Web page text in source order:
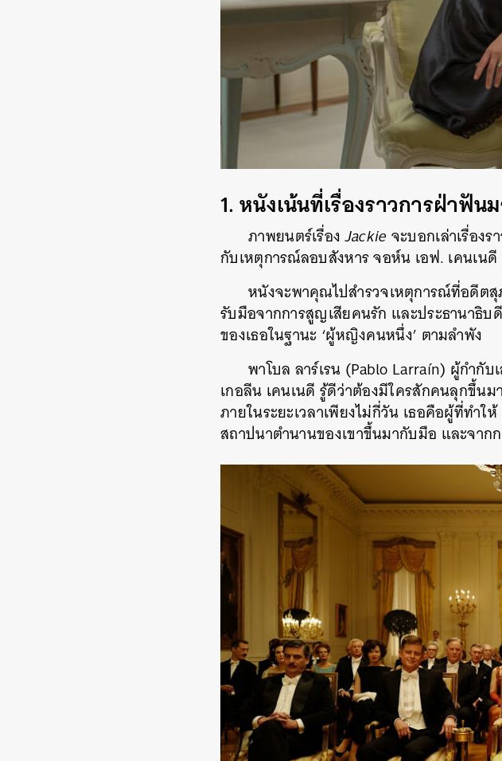
1. หนังเน้นที่เรื่องราวการฝ่าฟั
ภาพยนตร์เรื่องJackie จะบอกเล่าเรื่อง
กับเหตุการณ์ลอบสังหาร จอห์น เอฟ. เคนเน
หนังจะพาคุณไปสำรวจเหตุการณ์ที่อดีต
รับมือจากการสูญเสียคนรัก และประธานาธิ
ของเธอในฐานะ ‘ผู้หญิงคนหนึ่ง’ ตามลำพัง
พาโบล ลาร์เรน (Pablo Larraín) ผู้กำกั
เกอลีน เคนเนดี รู้ดีว่าต้องมีใครสักคนลุกขึ้น
ภายในระยะเวลาเพียงไม่กี่วัน เธอคือผู้ที่ทำใ
สถาปนาตำนานของเขาขึ้นมากับมือ และจาก
SHARE